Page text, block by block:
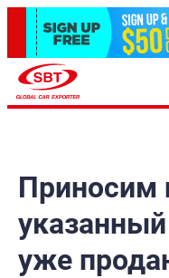
Приносим
указанный
уже